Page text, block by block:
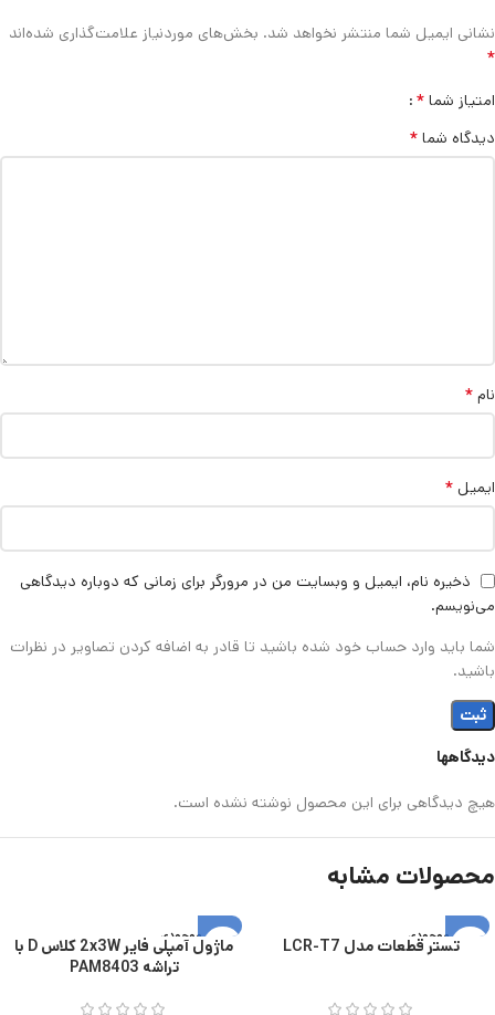
دیدگاهها
هیچ دیدگاهی برای این محصول نوشته نشده است.
نشانی ایمیل شما منتشر نخواهد شد. بخش‌های موردنیاز علامت‌گذاری شده‌اند
*
امتیاز شما *
دیدگاه شما *
نام *
ایمیل *
ذخیره نام، ایمیل و وبسایت من در مرورگر برای زمانی که دوباره دیدگاهی
می‌نویسم.
شما باید وارد حساب خود شده باشید تا قادر به اضافه کردن تصاویر در نظرات
باشید.
محصولات مشابه
اتمام موجودی
تستر قطعات مدل LCR-T7 اتمام موجودی
ماژول آمپلی فایر 2x3W کلاس D با
تراشه PAM8403